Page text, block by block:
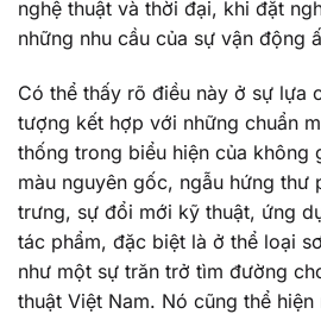
nghệ thuật và thời đại, khi đặt
những nhu cầu của sự vận động
Có thể thấy rõ điều này ở sự lựa
tượng kết hợp với những chuẩn
thống trong biểu hiện của không
màu nguyên gốc, ngẫu hứng thư
trưng, sự đổi mới kỹ thuật, ứng
tác phẩm, đặc biệt là ở thể loại
như một sự trăn trở tìm đường
thuật Việt Nam. Nó cũng thể